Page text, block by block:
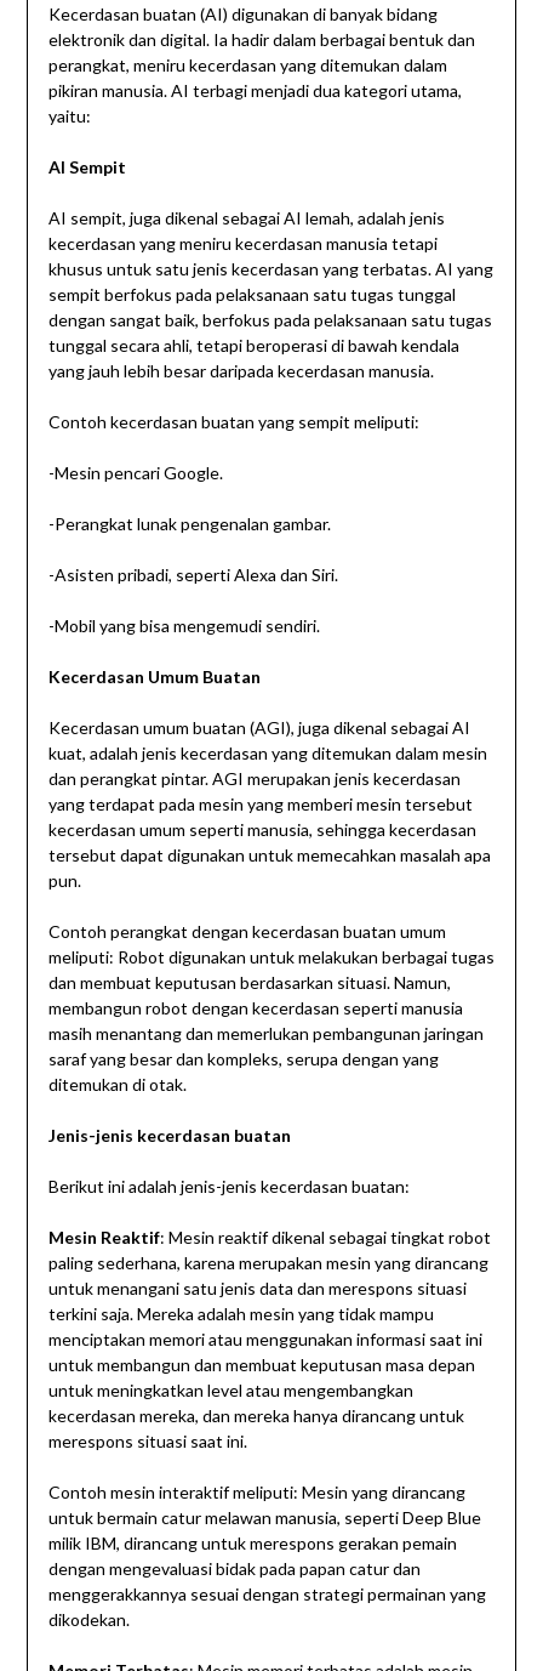
Kecerdasan buatan (AI) digunakan di banyak bidang
elektronik dan digital. Ia hadir dalam berbagai bentuk dan
perangkat, meniru kecerdasan yang ditemukan dalam
pikiran manusia. AI terbagi menjadi dua kategori utama,
yaitu:
AI Sempit
AI sempit, juga dikenal sebagai AI lemah, adalah jenis
kecerdasan yang meniru kecerdasan manusia tetapi
khusus untuk satu jenis kecerdasan yang terbatas. AI yang
sempit berfokus pada pelaksanaan satu tugas tunggal
dengan sangat baik, berfokus pada pelaksanaan satu tugas
tunggal secara ahli, tetapi beroperasi di bawah kendala
yang jauh lebih besar daripada kecerdasan manusia.
Contoh kecerdasan buatan yang sempit meliputi:
-Mesin pencari Google.
-Perangkat lunak pengenalan gambar.
-Asisten pribadi, seperti Alexa dan Siri.
-Mobil yang bisa mengemudi sendiri.
Kecerdasan Umum Buatan
Kecerdasan umum buatan (AGI), juga dikenal sebagai AI
kuat, adalah jenis kecerdasan yang ditemukan dalam mesin
dan perangkat pintar. AGI merupakan jenis kecerdasan
yang terdapat pada mesin yang memberi mesin tersebut
kecerdasan umum seperti manusia, sehingga kecerdasan
tersebut dapat digunakan untuk memecahkan masalah apa
pun.
Contoh perangkat dengan kecerdasan buatan umum
meliputi: Robot digunakan untuk melakukan berbagai tugas
dan membuat keputusan berdasarkan situasi. Namun,
membangun robot dengan kecerdasan seperti manusia
masih menantang dan memerlukan pembangunan jaringan
saraf yang besar dan kompleks, serupa dengan yang
ditemukan di otak.
Jenis-jenis kecerdasan buatan
Berikut ini adalah jenis-jenis kecerdasan buatan:
Mesin Reaktif: Mesin reaktif dikenal sebagai tingkat robot
paling sederhana, karena merupakan mesin yang dirancang
untuk menangani satu jenis data dan merespons situasi
terkini saja. Mereka adalah mesin yang tidak mampu
menciptakan memori atau menggunakan informasi saat ini
untuk membangun dan membuat keputusan masa depan
untuk meningkatkan level atau mengembangkan
kecerdasan mereka, dan mereka hanya dirancang untuk
merespons situasi saat ini.
Contoh mesin interaktif meliputi: Mesin yang dirancang
untuk bermain catur melawan manusia, seperti Deep Blue
milik IBM, dirancang untuk merespons gerakan pemain
dengan mengevaluasi bidak pada papan catur dan
menggerakkannya sesuai dengan strategi permainan yang
dikodekan.